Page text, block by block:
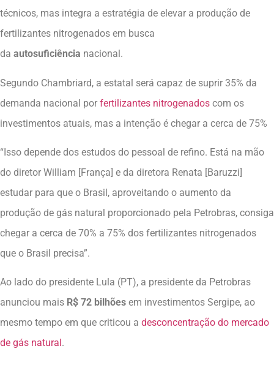
técnicos, mas integra a estratégia de elevar a produção de
fertilizantes nitrogenados em busca
da autosuficiência nacional.
Segundo Chambriard, a estatal será capaz de suprir 35% da
demanda nacional por fertilizantes nitrogenados com os
investimentos atuais, mas a intenção é chegar a cerca de 75%
“Isso depende dos estudos do pessoal de refino. Está na mão
do diretor William [França] e da diretora Renata [Baruzzi]
estudar para que o Brasil, aproveitando o aumento da
produção de gás natural proporcionado pela Petrobras, consiga
chegar a cerca de 70% a 75% dos fertilizantes nitrogenados
que o Brasil precisa”.
Ao lado do presidente Lula (PT), a presidente da Petrobras
anunciou mais R$ 72 bilhões em investimentos Sergipe, ao
mesmo tempo em que criticou a desconcentração do mercado
de gás natural .